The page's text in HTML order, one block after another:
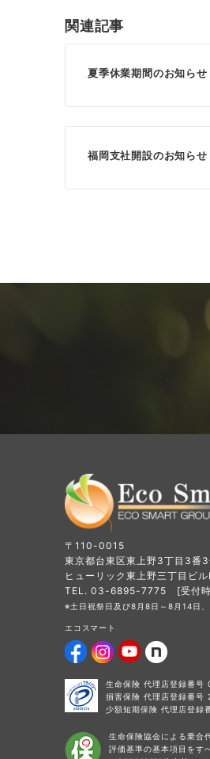
ゲ
ー
ョ
ン
関連記事
夏季休業期間のお知らせ
福岡支社開設のお知らせ
〒110-0015
東京都台東区東上野3丁目3番
ヒューリック東上野三丁目ビ
TEL. 03-6895-7775 [受付
※土日祝祭日及び8月8日～8月14日
エコスマート
生命保険 代理店登録番
損害保険 代理店登録番
少額短期保険 代理店登
生命保険協会による乗合
評価基準の基本項目をす